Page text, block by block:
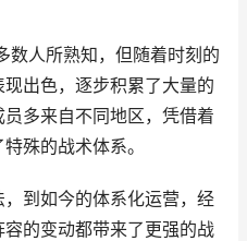
数人所熟知，但随着时刻的
出色，逐步积累了大量的
多来自不同地区，凭借着
殊的战术体系。
到如今的体系化运营，经
的变动都带来了更强的战